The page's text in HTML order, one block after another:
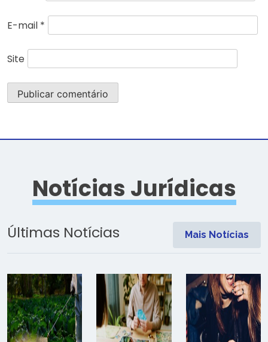
E-mail *
Site
Notícias Jurídicas
Últimas Notícias Mais Notícias